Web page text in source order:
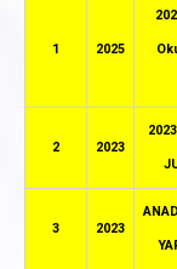
1 2025
2 2023
3 2023